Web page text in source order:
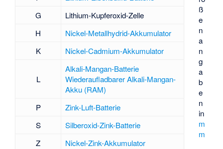
ß
e
n
a
n
g
a
b
e
n
in
m
m
G
Lithium-Kupferoxid-Zelle
H
Nickel-Metallhydrid-Akkumulator
K
Nickel-Cadmium-Akkumulator
L
Alkali-Mangan-Batterie
Wiederaufladbarer Alkali-Mangan-
Akku (RAM)
P
Zink-Luft-Batterie
S
Silberoxid-Zink-Batterie
Z
Nickel-Zink-Akkumulator